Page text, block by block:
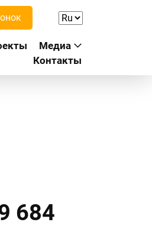
Медиа
Контакты
684